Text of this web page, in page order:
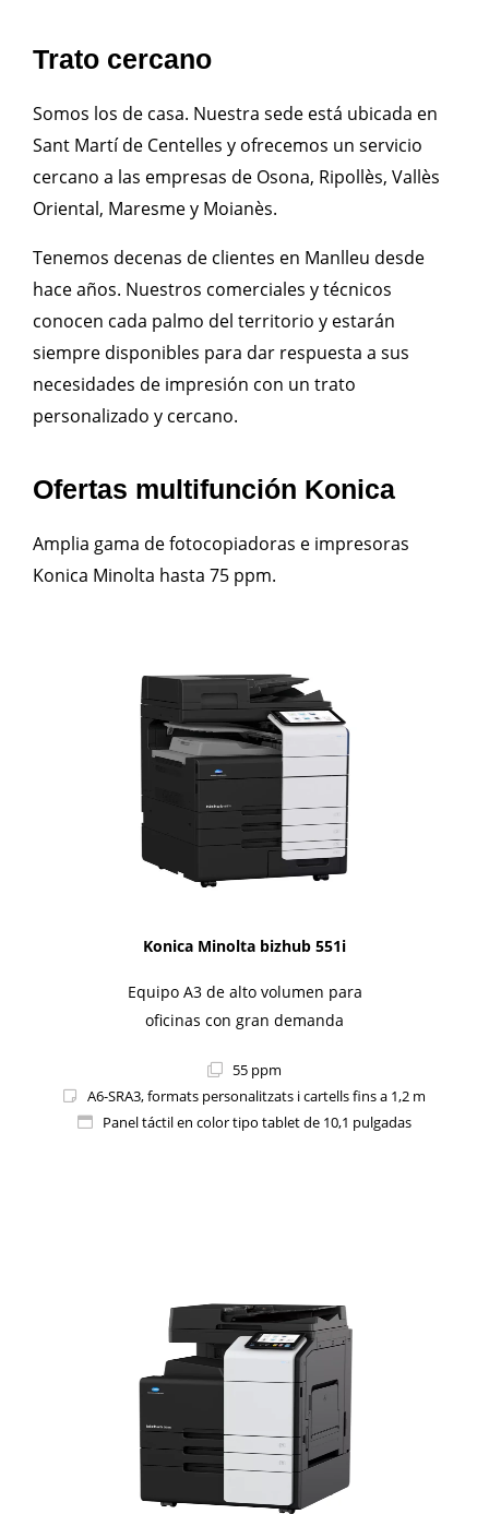
Trato cercano
Somos los de casa. Nuestra sede está ubicada en
Sant Martí de Centelles y ofrecemos un servicio
cercano a las empresas de Osona, Ripollès, Vallès
Oriental, Maresme y Moianès.
Tenemos decenas de clientes en Manlleu desde
hace años. Nuestros comerciales y técnicos
conocen cada palmo del territorio y estarán
siempre disponibles para dar respuesta a sus
necesidades de impresión con un trato
personalizado y cercano.
Ofertas multifunción Konica
Amplia gama de fotocopiadoras e impresoras
Konica Minolta hasta 75 ppm.
Konica Minolta bizhub 551i
Equipo A3 de alto volumen para
oficinas con gran demanda
55 ppm
A6-SRA3, formats personalitzats i cartells fins a 1,2 m
Panel táctil en color tipo tablet de 10,1 pulgadas